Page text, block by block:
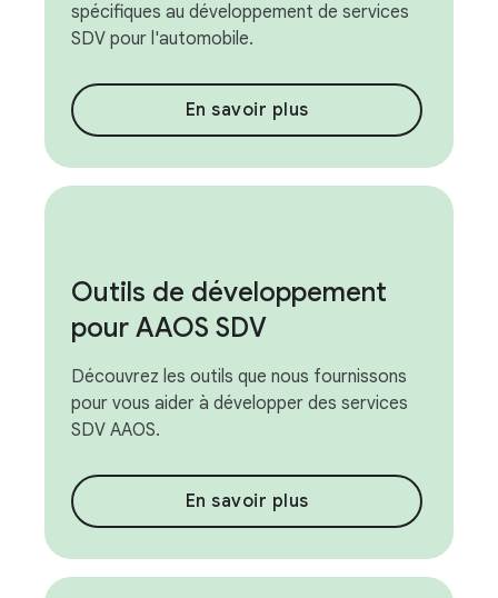
spécifiques au développement de services
SDV pour l'automobile.
En savoir plus
Outils de développement
pour AAOS SDV
Découvrez les outils que nous fournissons
pour vous aider à développer des services
SDV AAOS.
En savoir plus